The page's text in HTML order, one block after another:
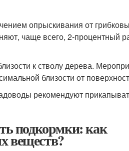
опрыскивания от
чаще всего, 2-процентный
к стволу дерева.
близости от
рекомендуют
подкормки: как
веществ?